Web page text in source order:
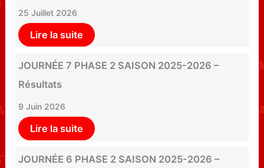
25 Juillet 2026
Lire la suite
JOURNÉE 7 PHASE 2 SAISON 2025-2026 –
Résultats
9 Juin 2026
Lire la suite
JOURNÉE 6 PHASE 2 SAISON 2025-2026 –